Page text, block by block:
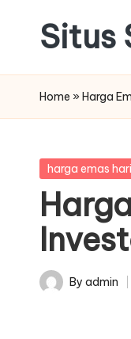
content
Situs
Home » Harga
Posted
harga emas
Posted
By admin